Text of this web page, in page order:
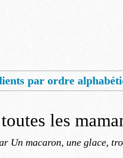
par ordre
les
Un macaron, une glace,